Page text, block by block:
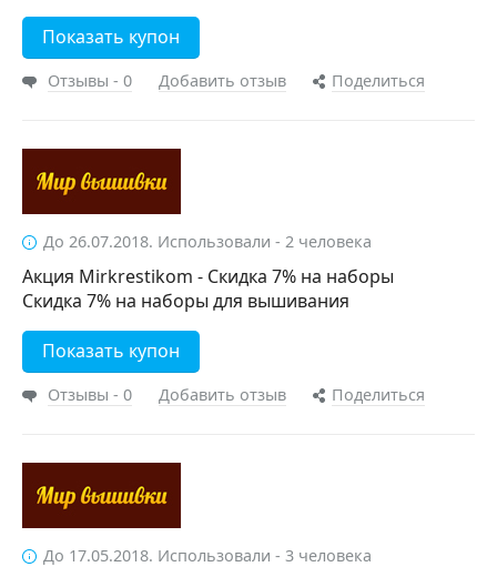
Показать купон
Отзывы - 0 Добавить отзыв Поделиться
До 26.07.2018. Использовали - 2 человека
Акция Mirkrestikom - Скидка 7% на наборы
Скидка 7% на наборы для вышивания
Показать купон
Отзывы - 0 Добавить отзыв Поделиться
До 17.05.2018. Использовали - 3 человека